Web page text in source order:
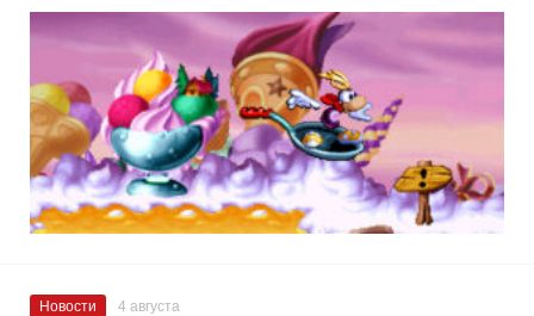
Новости 4 августа